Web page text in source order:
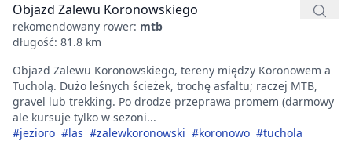
Objazd Zalewu Koronowskiego
rekomendowany rower: mtb
długość: 81.8 km
Objazd Zalewu Koronowskiego, tereny między Koronowem a
Tucholą. Dużo leśnych ścieżek, trochę asfaltu; raczej MTB,
gravel lub trekking. Po drodze przeprawa promem (darmowy
ale kursuje tylko w sezoni...
#jezioro #las #zalewkoronowski #koronowo #tuchola